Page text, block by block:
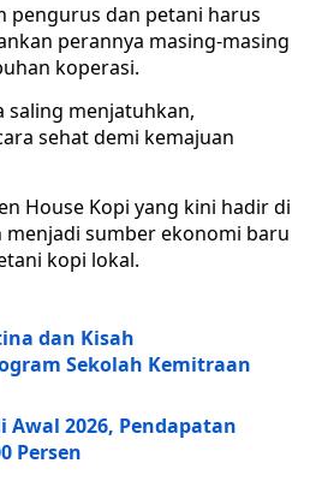
pengurus dan petani harus
perannya masing-masing
koperasi.
saling menjatuhkan,
sehat demi kemajuan
House Kopi yang kini hadir di
menjadi sumber ekonomi baru
kopi lokal.
dan Kisah
Sekolah Kemitraan
Awal 2026, Pendapatan
Persen